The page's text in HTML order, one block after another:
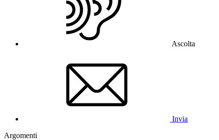
Ascolta
Invia
Argomenti